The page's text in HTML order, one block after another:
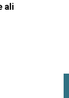
ali